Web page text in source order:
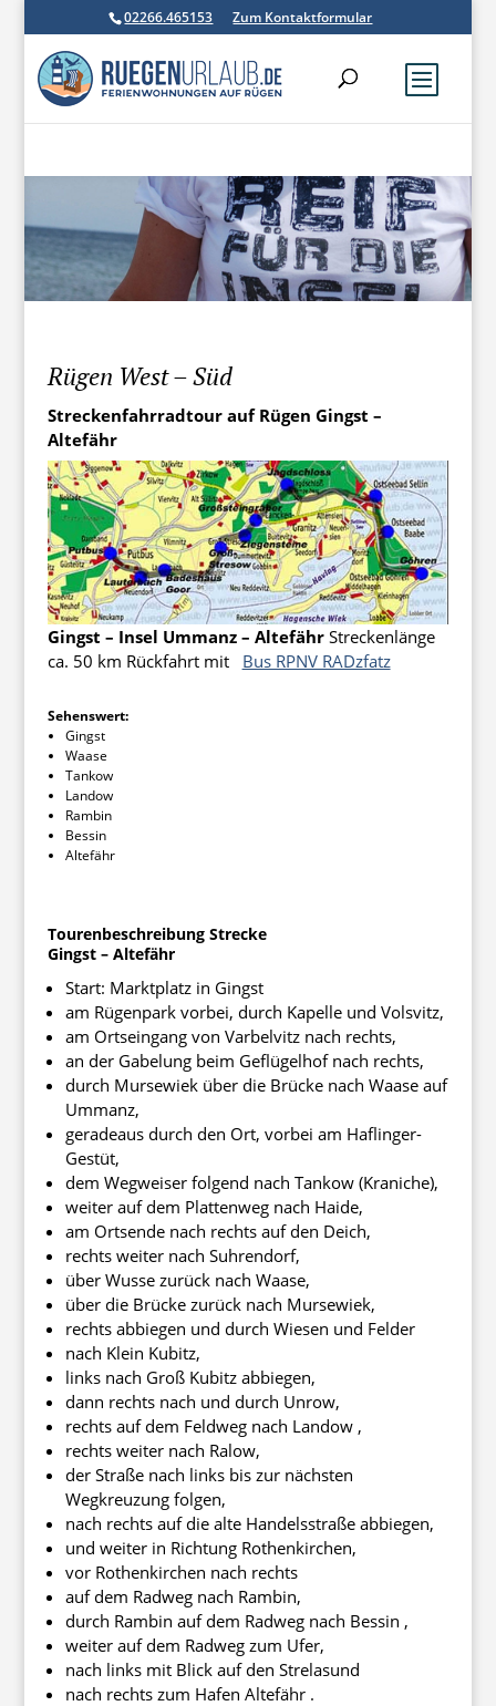
02266.465153 Zum Kontaktformular
Rügen West – Süd
Streckenfahrradtour auf Rügen Gingst –
Altefähr
Gingst – Insel Ummanz – AltefährStreckenlänge
ca. 50 km Rückfahrt mit Bus RPNV RADzfatz
Sehenswert:
Gingst
Waase
Tankow
Landow
Rambin
Bessin
Altefähr
Tourenbeschreibung Strecke
Gingst – Altefähr
Start: Marktplatz in Gingst
am Rügenpark vorbei, durch Kapelle und Volsvitz,
am Ortseingang von Varbelvitz nach rechts,
an der Gabelung beim Geflügelhof nach rechts,
durch Mursewiek über die Brücke nach Waase auf
Ummanz,
geradeaus durch den Ort, vorbei am Haflinger-
Gestüt,
dem Wegweiser folgend nach Tankow (Kraniche),
weiter auf dem Plattenweg nach Haide,
am Ortsende nach rechts auf den Deich,
rechts weiter nach Suhrendorf,
über Wusse zurück nach Waase,
über die Brücke zurück nach Mursewiek,
rechts abbiegen und durch Wiesen und Felder
nach Klein Kubitz,
links nach Groß Kubitz abbiegen,
dann rechts nach und durch Unrow,
rechts auf dem Feldweg nach Landow ,
rechts weiter nach Ralow,
der Straße nach links bis zur nächsten
Wegkreuzung folgen,
nach rechts auf die alte Handelsstraße abbiegen,
und weiter in Richtung Rothenkirchen,
vor Rothenkirchen nach rechts
auf dem Radweg nach Rambin,
durch Rambin auf dem Radweg nach Bessin ,
weiter auf dem Radweg zum Ufer,
nach links mit Blick auf den Strelasund
nach rechts zum Hafen Altefähr .